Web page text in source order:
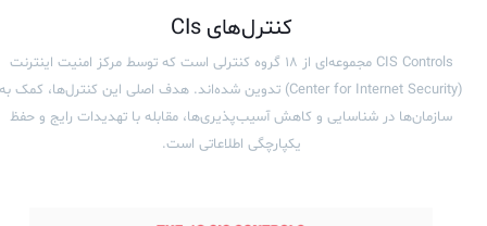
کنترل‌های CIs
CIS Controls مجموعه‌ای از ۱۸ گروه کنترلی است که توسط مرکز امنیت اینترنت
(Center for Internet Security) تدوین شده‌اند. هدف اصلی این کنترل‌ها، کمک به
سازمان‌ها در شناسایی و کاهش آسیب‌پذیری‌ها، مقابله با تهدیدات رایج و حفظ
یکپارچگی اطلاعاتی است.